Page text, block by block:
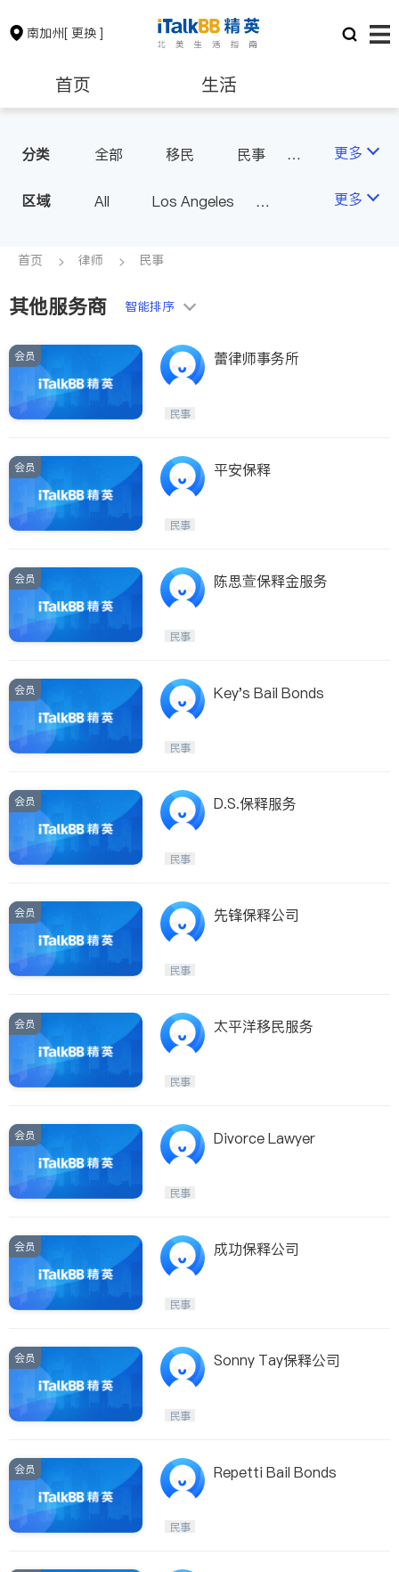
南加州[ 更换 ]
首页 生活
保险理财 房地产租售
银行贷款
建筑装修
非盈利组织
分类 全部 移民
民事
商业
律师-其它
更多
区域 All
Los Angeles
Alhambra & San Gabriel
Diamond Bar & Covina
Rowland Heights & Hacienda H
ties
Inyo & San Bernardino
Riverside
Santa Barbara & Monterey
更多
首页 律师 民事
其他服务商 智能排序
会员 蕾律师事务所
民事
会员 平安保释
民事
会员 陈思萱保释金服务
民事
会员 Key's Bail Bonds
民事
会员 D.S.保释服务
民事
会员 先锋保释公司
民事
会员 太平洋移民服务
民事
会员 Divorce Lawyer
民事
会员 成功保释公司
民事
会员 Sonny Tay保释公司
民事
会员 Repetti Bail Bonds
民事